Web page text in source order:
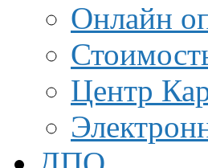
Онлайн
Центр